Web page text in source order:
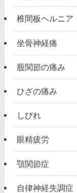
椎間板ヘルニア
坐骨神経痛
股関節の痛み
ひざの痛み
しびれ
眼精疲労
顎関節症
自律神経失調症